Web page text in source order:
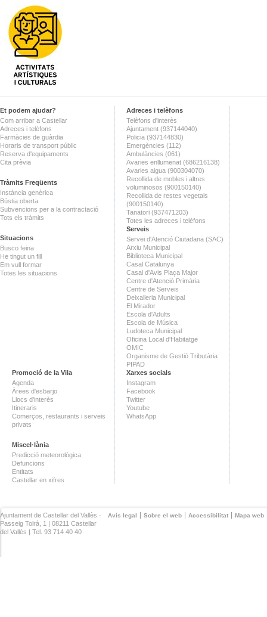
Et podem ajudar?
Com arribar a Castellar
Adreces i telèfons
Farmàcies de guàrdia
Horaris de transport públic
Reserva d'equipaments
Cita prèvia
Tràmits Freqüents
Instància genèrica
Bústia oberta
Subvencions per a la contractació
Tots els tràmits
Situacions
Busco feina
He tingut un fill
Em vull formar
Totes les situacions
Adreces i telèfons
Telèfons d'interès
Ajuntament (937144040)
Policia (937144830)
Emergències (112)
Ambulàncies (061)
Avaries enllumenat (686216138)
Avaries aigua (900304070)
Recollida de mobles i altres
voluminosos (900150140)
Recollida de restes vegetals
(900150140)
Tanatori (937471203)
Totes les adreces i telèfons
Serveis
Servei d'Atenció Ciutadana (SAC)
Arxiu Municipal
Biblioteca Municipal
Casal Catalunya
Casal d'Avis Plaça Major
Centre d'Atenció Primària
Centre de Serveis
Deixalleria Municipal
El Mirador
Escola d'Adults
Escola de Música
Ludoteca Municipal
Oficina Local d'Habitatge
OMIC
Organisme de Gestió Tributària
PIPAD
Promoció de la Vila
Agenda
Àrees d'esbarjo
Llocs d'interès
Itineraris
Comerços, restaurants i serveis
privats
Miscel·lània
Predicció meteorològica
Defuncions
Entitats
Castellar en xifres
Xarxes socials
Instagram
Facebook
Twitter
Youtube
WhatsApp
Avís legal Sobre el web Accessibilitat Mapa web
Ajuntament de Castellar del Vallès ·
Passeig Tolrà, 1 | 08211 Castellar
del Vallès | Tel. 93 714 40 40